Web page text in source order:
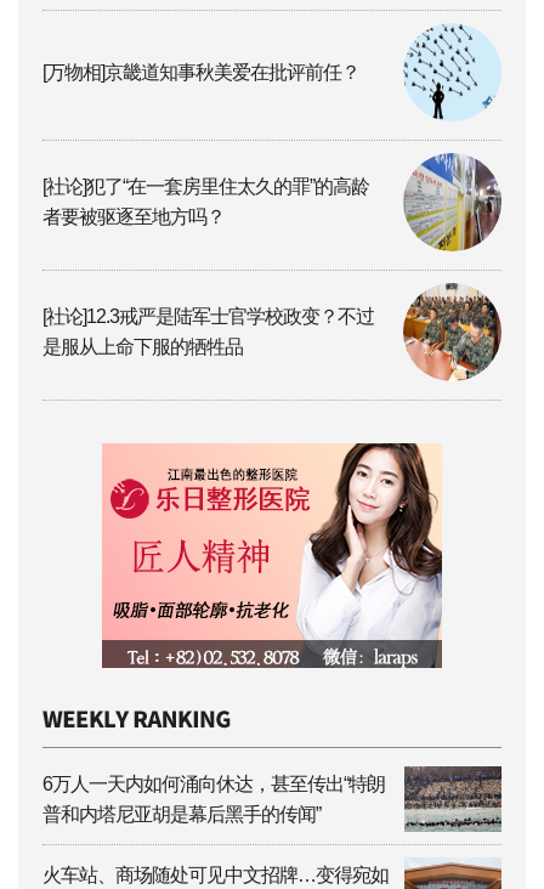
[万物相]京畿道知事秋美爱在批评前任？
[社论]犯了“在一套房里住太久的罪”的高龄
者要被驱逐至地方吗？
[社论]12.3戒严是陆军士官学校政变？不过
是服从上命下服的牺牲品
6万人一天内如何涌向休达，甚至传出“特朗
普和内塔尼亚胡是幕后黑手的传闻”
火车站、商场随处可见中文招牌…变得宛如